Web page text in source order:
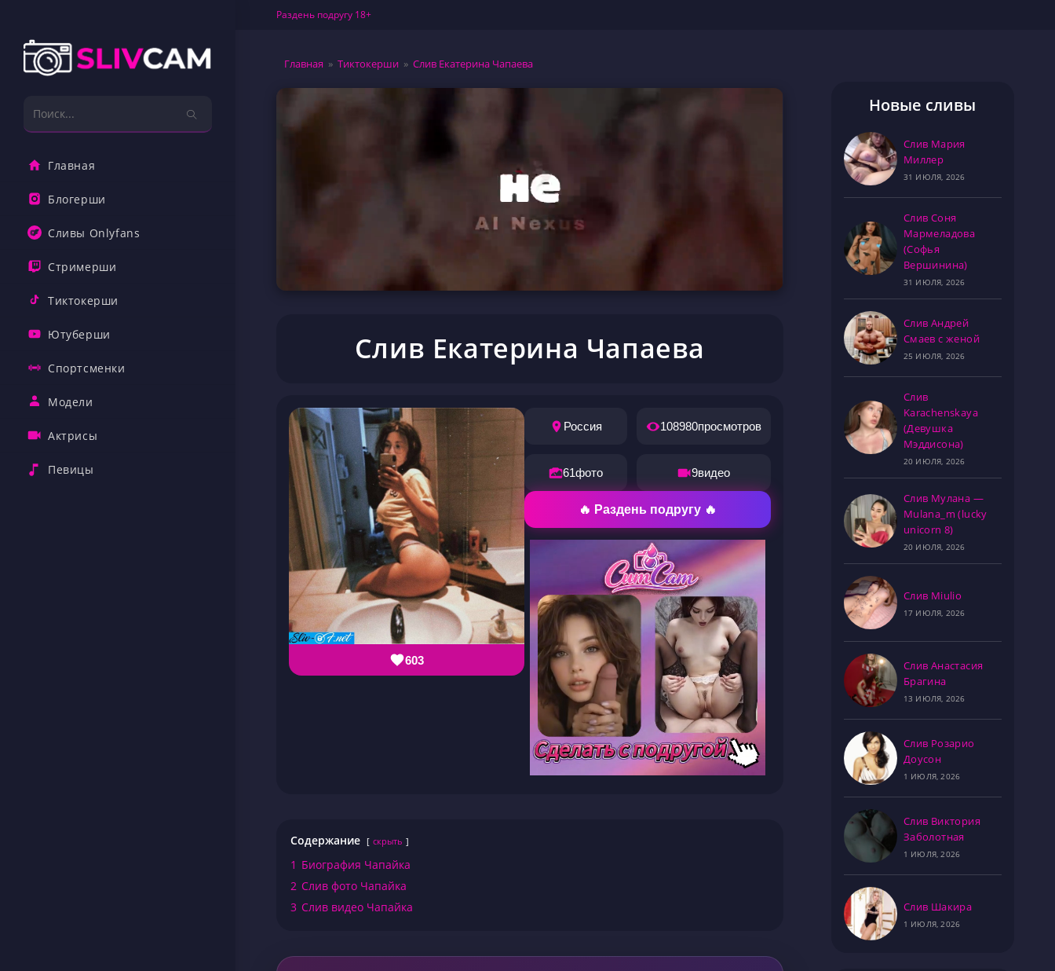
ПерейтиРаздень подругу 18+
Главная
Блогерши
Сливы Onlyfans
Стримерши
Тиктокерши
Ютуберши
Спортсменки
Модели
Актрисы
Певицы
сайте
Главная » Тиктокерши » Слив Екатерина Чапаева
Слив Екатерина Чапаева
603
Россия 108980просмотров
61фото 9видео
🔥 Раздень подругу 🔥
Содержание скрыть
1 Биография Чапайка
2 Слив фото Чапайка
3 Слив видео Чапайка
Новые сливы
Слив Мария
Миллер
31 ИЮЛЯ, 2026
Слив Соня
Мармеладова
(Софья
Вершинина)
31 ИЮЛЯ, 2026
Слив Андрей
Смаев с женой
25 ИЮЛЯ, 2026
Слив
Karachenskaya
(Девушка
Мэддисона)
20 ИЮЛЯ, 2026
Слив Мулана —
Mulana_m (lucky
unicorn 8)
20 ИЮЛЯ, 2026
Слив Miulio
17 ИЮЛЯ, 2026
Слив Анастасия
Брагина
13 ИЮЛЯ, 2026
Слив Розарио
Доусон
1 ИЮЛЯ, 2026
Слив Виктория
Заболотная
1 ИЮЛЯ, 2026
Слив Шакира
1 ИЮЛЯ, 2026